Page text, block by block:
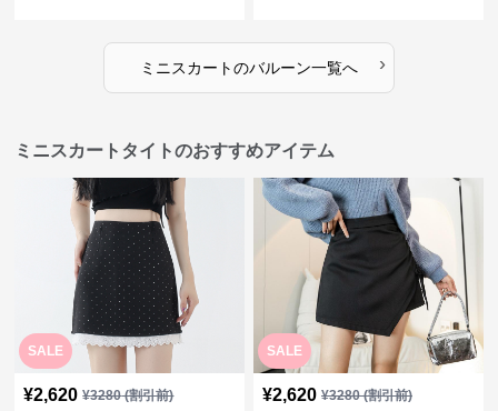
ミニスカートのバルーン一覧へ ›
ミニスカートタイトのおすすめアイテム
SALE
¥2,620 ¥3280(割引前)
SALE
¥2,620 ¥3280(割引前)